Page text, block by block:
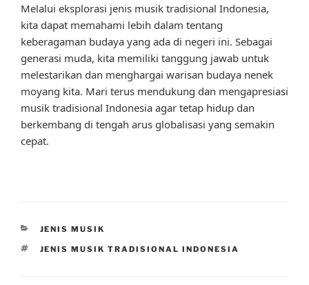
Melalui eksplorasi jenis musik tradisional Indonesia,
kita dapat memahami lebih dalam tentang
keberagaman budaya yang ada di negeri ini. Sebagai
generasi muda, kita memiliki tanggung jawab untuk
melestarikan dan menghargai warisan budaya nenek
moyang kita. Mari terus mendukung dan mengapresiasi
musik tradisional Indonesia agar tetap hidup dan
berkembang di tengah arus globalisasi yang semakin
cepat.
CATEGORIES
JENIS MUSIK
TAGS
JENIS MUSIK TRADISIONAL INDONESIA